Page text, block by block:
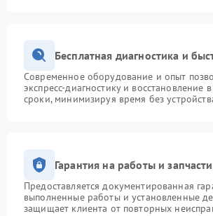
Бесплатная диагностика и
Современное оборудование и опыт
экспресс-диагностику и восстановление
сроки, минимизируя время без
Гарантия на работы и запчасти
Предоставляется документированная
выполненные работы и установленные
защищает клиента от повторных